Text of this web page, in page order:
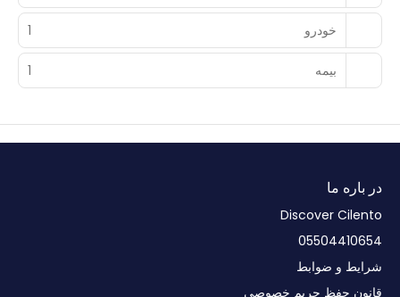
خودرو 1
بیمه 1
در باره ما
Discover Cilento
05504410654
شرایط و ضوابط
قانون حفظ حریم خصوصی